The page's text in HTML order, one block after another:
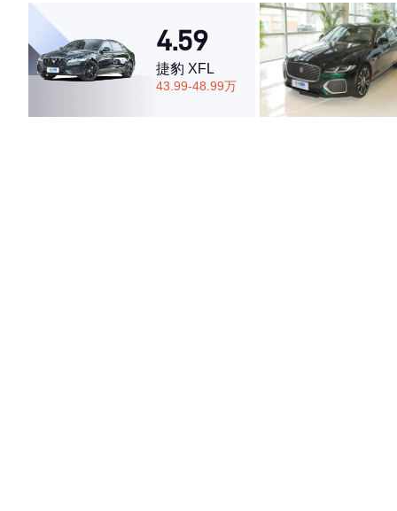
4.59
捷豹 XFL
43.99-48.99万